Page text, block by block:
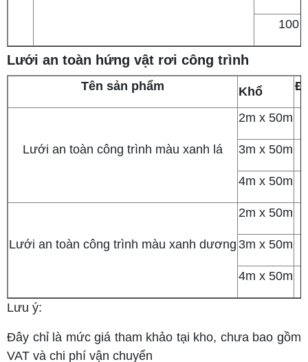
100
Lưới an toàn hứng vật rơi công trình
Tên sản phẩm Khổ
Lưới an toàn công trình màu xanh lá
2m x 50m
3m x 50m
4m x 50m
Lưới an toàn công trình màu xanh dương
2m x 50m
3m x 50m
4m x 50m
Lưu ý:
Đây chỉ là mức giá tham khảo tại kho, chưa bao gồm
VAT và chi phí vận chuyển